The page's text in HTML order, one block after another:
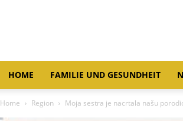
HOME FAMILIE UND GESUNDHEIT
Home Region Moja sestra je nacrtala našu